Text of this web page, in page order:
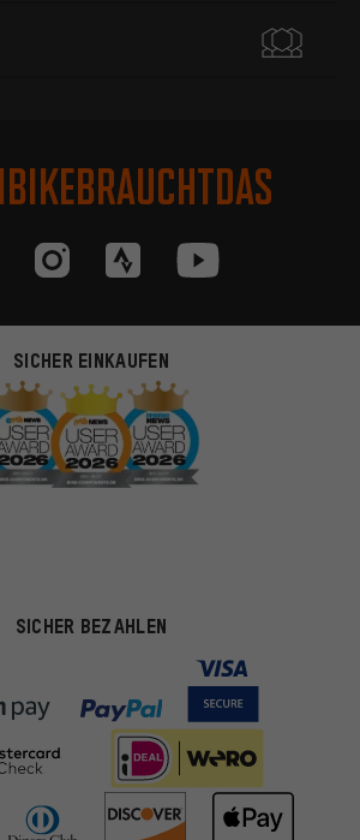
SICHER EINKAUFEN
SICHER BEZAHLEN